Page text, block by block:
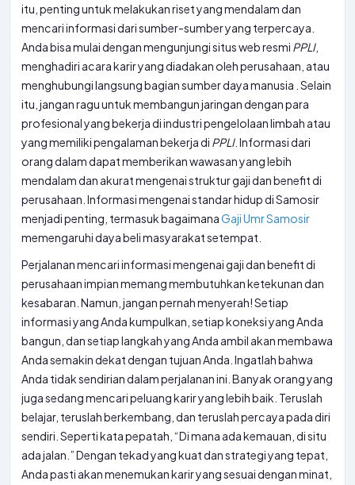
itu, penting untuk melakukan riset yang mendalam dan
mencari informasi dari sumber-sumber yang terpercaya.
Anda bisa mulai dengan mengunjungi situs web resmi PPLI,
menghadiri acara karir yang diadakan oleh perusahaan, atau
menghubungi langsung bagian sumber daya manusia . Selain
itu, jangan ragu untuk membangun jaringan dengan para
profesional yang bekerja di industri pengelolaan limbah atau
yang memiliki pengalaman bekerja di PPLI. Informasi dari
orang dalam dapat memberikan wawasan yang lebih
mendalam dan akurat mengenai struktur gaji dan benefit di
perusahaan. Informasi mengenai standar hidup di Samosir
menjadi penting, termasuk bagaimanaGaji Umr Samosir
memengaruhi daya beli masyarakat setempat.
Perjalanan mencari informasi mengenai gaji dan benefit di
perusahaan impian memang membutuhkan ketekunan dan
kesabaran. Namun, jangan pernah menyerah! Setiap
informasi yang Anda kumpulkan, setiap koneksi yang Anda
bangun, dan setiap langkah yang Anda ambil akan membawa
Anda semakin dekat dengan tujuan Anda. Ingatlah bahwa
Anda tidak sendirian dalam perjalanan ini. Banyak orang yang
juga sedang mencari peluang karir yang lebih baik. Teruslah
belajar, teruslah berkembang, dan teruslah percaya pada diri
sendiri. Seperti kata pepatah, “Di mana ada kemauan, di situ
ada jalan.” Dengan tekad yang kuat dan strategi yang tepat,
Anda pasti akan menemukan karir yang sesuai dengan minat,